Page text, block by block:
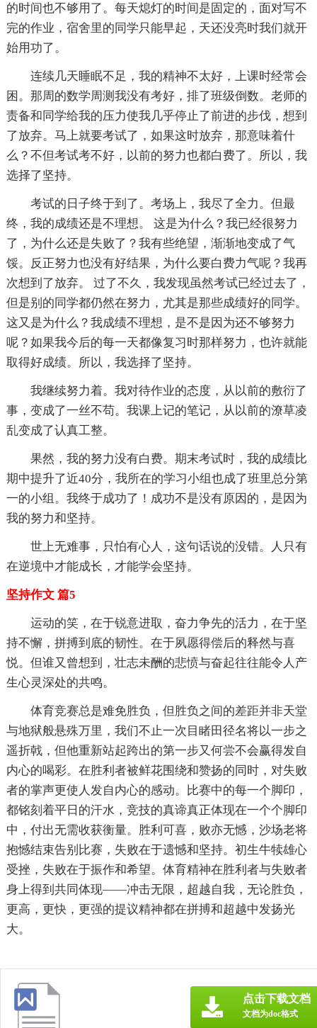
的时间也不够用了。每天熄灯的时间是固定的，面对写不
完的作业，宿舍里的同学只能早起，天还没亮时我们就开
始用功了。
连续几天睡眠不足，我的精神不太好，上课时经常会
困。那周的数学周测我没有考好，排了班级倒数。老师的
责备和同学给我的压力使我几乎停止了前进的步伐，想到
了放弃。马上就要考试了，如果这时放弃，那意味着什
么？不但考试考不好，以前的努力也都白费了。所以，我
选择了坚持。
考试的日子终于到了。考场上，我尽了全力。但最
终，我的成绩还是不理想。 这是为什么？我已经很努力
了，为什么还是失败了？我有些绝望，渐渐地变成了气
馁。反正努力也没有好结果，为什么要白费力气呢？我再
次想到了放弃。 过了不久，我发现虽然考试已经过去了，
但是别的同学都仍然在努力，尤其是那些成绩好的同学。
这又是为什么？我成绩不理想，是不是因为还不够努力
呢？如果我今后的每一天都像复习时那样努力，也许就能
取得好成绩。所以，我选择了坚持。
我继续努力着。我对待作业的态度，从以前的敷衍了
事，变成了一丝不苟。我课上记的笔记，从以前的潦草凌
乱变成了认真工整。
果然，我的努力没有白费。期末考试时，我的成绩比
期中提升了近40分，我所在的学习小组也成了班里总分第
一的小组。我终于成功了！成功不是没有原因的，是因为
我的努力和坚持。
世上无难事，只怕有心人，这句话说的没错。人只有
在逆境中才能成长，才能学会坚持。
坚持作文 篇5
运动的笑，在于锐意进取，奋力争先的活力，在于坚
持不懈，拼搏到底的韧性。在于夙愿得偿后的释然与喜
悦。但谁又曾想到，壮志未酬的悲愤与奋起往往能令人产
生心灵深处的共鸣。
体育竞赛总是难免胜负，但胜负之间的差距并非天堂
与地狱般悬殊万里，我们不止一次目睹田径名将以一步之
遥折戟，但他重新站起跨出的第一步又何尝不会赢得发自
内心的喝彩。在胜利者被鲜花围绕和赞扬的同时，对失败
者的掌声更使人发自内心的感动。比赛中的每一个脚印，
都铭刻着平日的汗水，竞技的真谛真正体现在一个个脚印
中，付出无需收获衡量。胜利可喜，败亦无憾，沙场老将
抱憾结束告别比赛，失败在于遗憾和坚持。初生牛犊雄心
受挫，失败在于振作和希望。体育精神在胜利者与失败者
身上得到共同体现——冲击无限，超越自我，无论胜负，
更高，更快，更强的提议精神都在拼搏和超越中发扬光
大。
点击下载文档
文档为doc格式